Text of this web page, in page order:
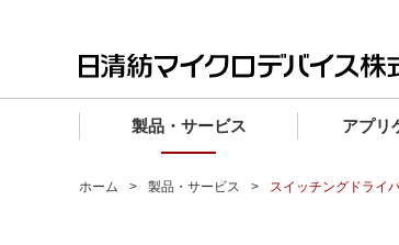
製品・サービス アプリ
ホーム 製品・サービス スイッチングドライ